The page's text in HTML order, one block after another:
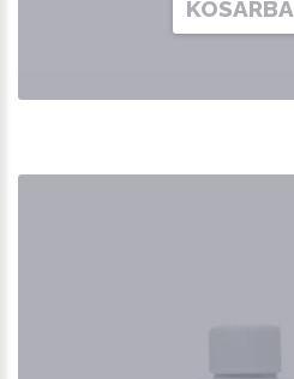
KOSÁRBA